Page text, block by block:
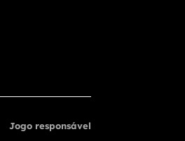
Jogo responsável